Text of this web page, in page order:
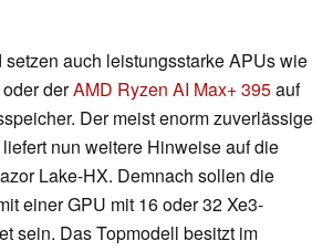
auch leistungsstarke APUs wie
oder derAMD Ryzen AI Max+ 395auf
Der meist enorm zuverlässige
liefert nun weitere Hinweise auf die
Lake-HX. Demnach sollen die
einer GPU mit 16 oder 32 Xe3-
sein. Das Topmodell besitzt im